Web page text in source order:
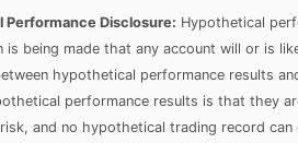
Performance Disclosure: Hypothetical
is being made that any account will or is
hypothetical performance results
performance results is that they
and no hypothetical trading record